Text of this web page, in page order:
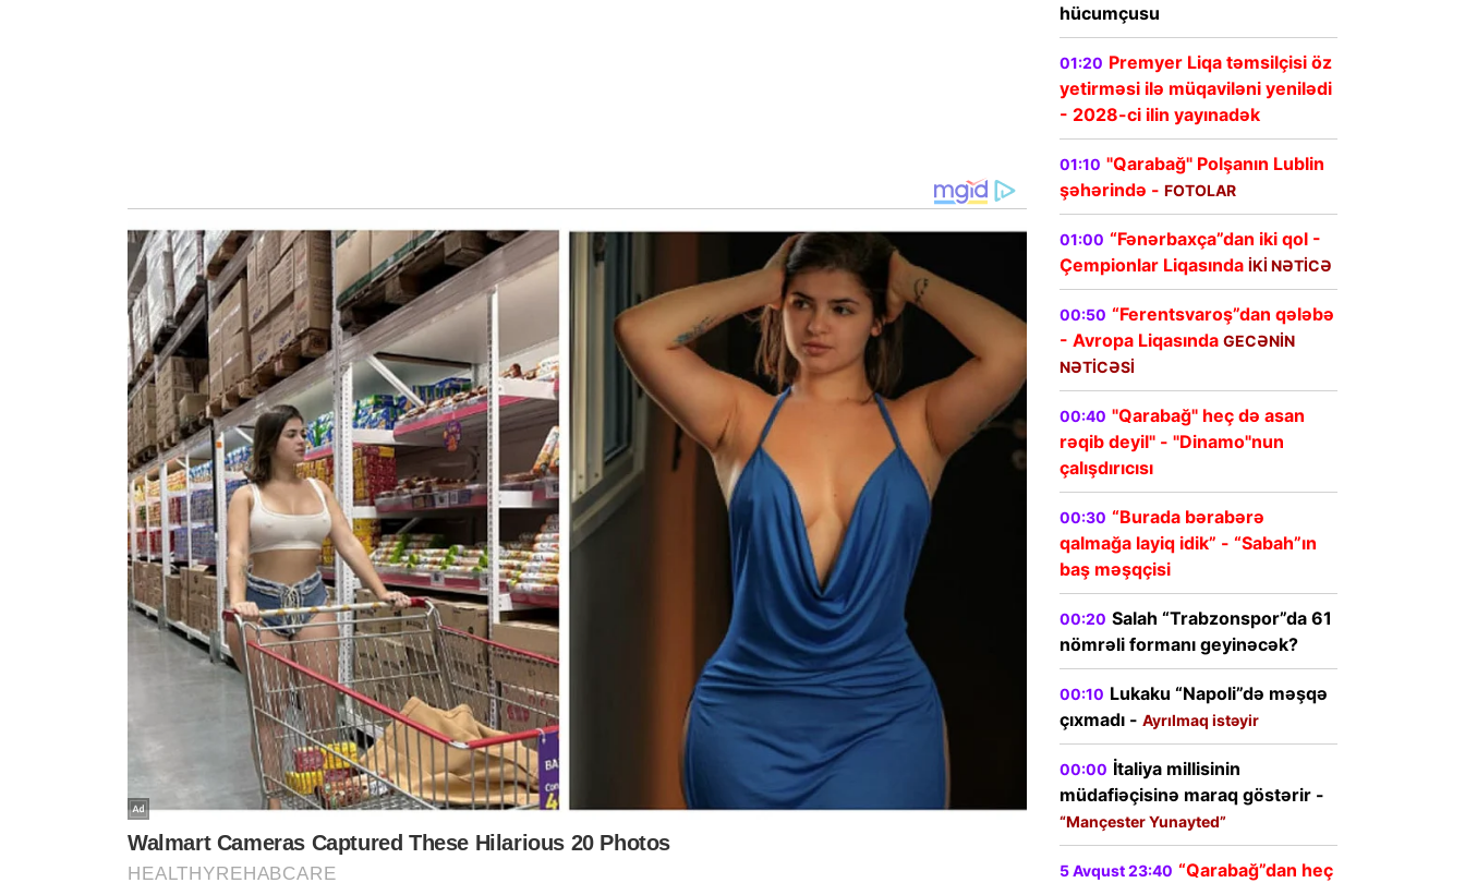
hücumçusu
01:20 Premyer Liqa təmsilçisi öz
yetirməsi ilə müqaviləni yenilədi
- 2028-ci ilin yayınadək
01:10 "Qarabağ" Polşanın Lublin
şəhərində - FOTOLAR
01:00 “Fənərbaxça”dan iki qol -
Çempionlar Liqasında İKİ NƏTİCƏ
00:50 “Ferentsvaroş”dan qələbə
- Avropa Liqasında GECƏNİN
NƏTİCƏSİ
00:40 "Qarabağ" heç də asan
rəqib deyil" - "Dinamo"nun
çalışdırıcısı
00:30 “Burada bərabərə
qalmağa layiq idik” - “Sabah”ın
baş məşqçisi
00:20 Salah “Trabzonspor”da 61
nömrəli formanı geyinəcək?
00:10 Lukaku “Napoli”də məşqə
çıxmadı - Ayrılmaq istəyir
00:00 İtaliya millisinin
müdafiəçisinə maraq göstərir -
“Mançester Yunayted”
5 Avqust 23:40 “Qarabağ”dan heç